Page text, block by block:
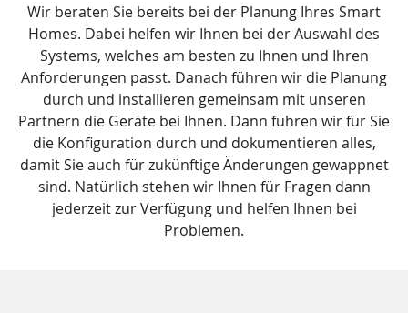
Wir beraten Sie bereits bei der Planung Ihres Smart
Homes. Dabei helfen wir Ihnen bei der Auswahl des
Systems, welches am besten zu Ihnen und Ihren
Anforderungen passt. Danach führen wir die Planung
durch und installieren gemeinsam mit unseren
Partnern die Geräte bei Ihnen. Dann führen wir für Sie
die Konfiguration durch und dokumentieren alles,
damit Sie auch für zukünftige Änderungen gewappnet
sind. Natürlich stehen wir Ihnen für Fragen dann
jederzeit zur Verfügung und helfen Ihnen bei
Problemen.